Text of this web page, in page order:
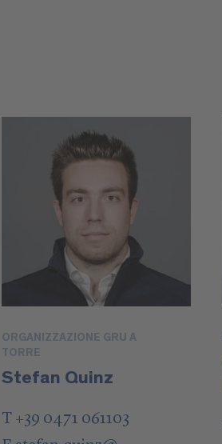
ORGANIZZAZIONE GRU A
TORRE
Stefan Quinz
T +39 0471 061103